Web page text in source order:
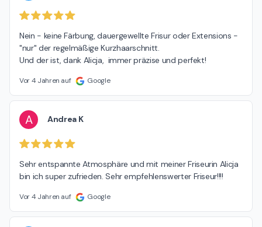
Nein - keine Färbung, dauergewellte Frisur oder Extensions -
"nur" der regelmäßige Kurzhaarschnitt.
Und der ist, dank Alicja,  immer präzise und perfekt!
Vor 4 Jahren auf Google
A Andrea K
Sehr entspannte Atmosphäre und mit meiner Friseurin Alicja
bin ich super zufrieden. Sehr empfehlenswerter Friseur!!!!
Vor 4 Jahren auf Google